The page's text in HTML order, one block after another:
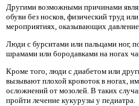
Другими возможными причинами
обуви без носков, физический труд
мероприятиях, оказывающих давление
Люди с бурситами или пальцами ног,
шрамами или бородавками на ногах
Кроме того, люди с диабетом или
вызывают плохой кровоток в ногах,
осложнений от мозолей. В таких
пройти лечение кукурузы у педиатра.